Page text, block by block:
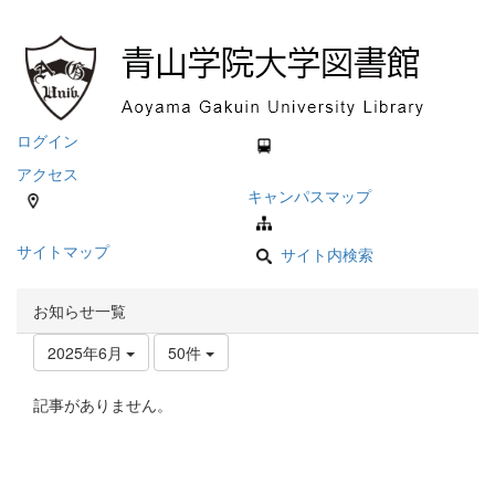
ログイン
アクセス
キャンパスマップ
サイトマップ サイト内検索
お知らせ一覧
2025年6月
50件
記事がありません。